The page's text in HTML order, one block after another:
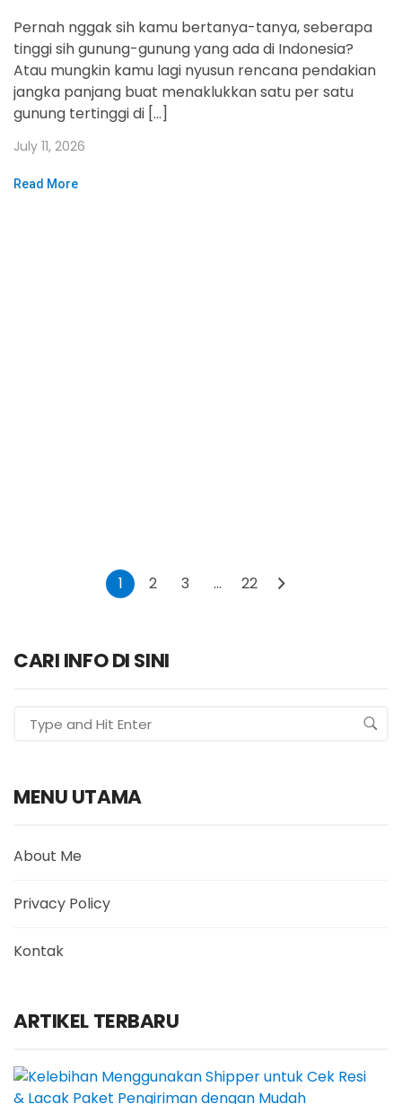
Pernah nggak sih kamu bertanya-tanya, seberapa
tinggi sih gunung-gunung yang ada di Indonesia?
Atau mungkin kamu lagi nyusun rencana pendakian
jangka panjang buat menaklukkan satu per satu
gunung tertinggi di […]
July 11, 2026
Read More
1 2 3 … 22
CARI INFO DI SINI
MENU UTAMA
About Me
Privacy Policy
Kontak
ARTIKEL TERBARU